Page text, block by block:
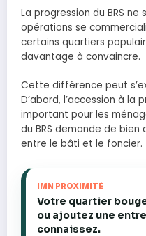
La progression du BRS
opérations se
certains quartiers
davantage à convaincre.
Cette différence peut
D’abord, l’accession à
important pour les
du BRS demande de
entre le bâti et le foncier.
IMN PROXIMITÉ
Votre quartier
ou ajoutez une
connaissez.